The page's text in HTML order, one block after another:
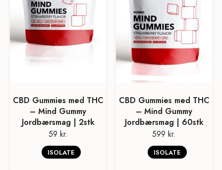
CBD Gummies med THC
– Mind Gummy
Jordbærsmag | 2stk
59 kr.
ISOLATE
CBD Gummies med THC
– Mind Gummy
Jordbærsmag | 60stk
599 kr.
ISOLATE